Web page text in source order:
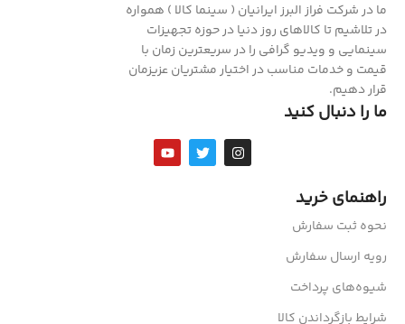
ما در شرکت فراز البرز ایرانیان ( سینما کالا ) همواره
در تلاشیم تا کالاهای روز دنیا در حوزه تجهیزات
سینمایی و ویدیو گرافی را در سریعترین زمان با
قیمت و خدمات مناسب در اختیار مشتریان عزیزمان
قرار دهیم.
ما را دنبال کنید
راهنمای خرید
نحوه ثبت سفارش
رویه ارسال سفارش
شیوه‌های پرداخت
شرایط بازگرداندن کالا